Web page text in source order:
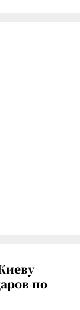
по